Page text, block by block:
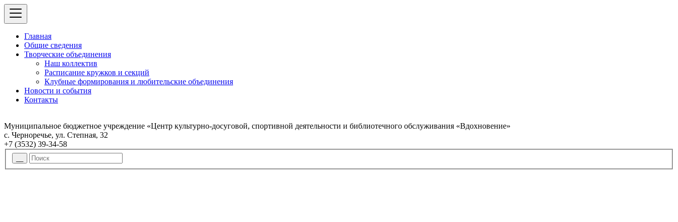
Главная
Общие сведения
Творческие объединения
Наш коллектив
Расписание кружков и секций
Клубные формирования и любительские объединения
Новости и события
Контакты
Муниципальное бюджетное учреждение «Центр культурно-досуговой, спортивной деятельности и библиотечного обслуживания «Вдохновение»
с. Черноречье, ул. Степная, 32
+7 (3532) 39-34-58